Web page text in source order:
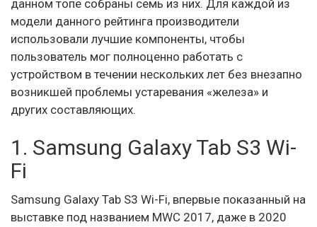
данном топе собраны семь из них. Для каждой из
модели данного рейтинга производители
использовали лучшие компоненты, чтобы
пользователь мог полноценно работать с
устройством в течении нескольких лет без внезапно
возникшей проблемы устаревания «железа» и
других составляющих.
1. Samsung Galaxy Tab S3 Wi-
Fi
Samsung Galaxy Tab S3 Wi-Fi, впервые показанный на
выставке под названием MWC 2017, даже в 2020